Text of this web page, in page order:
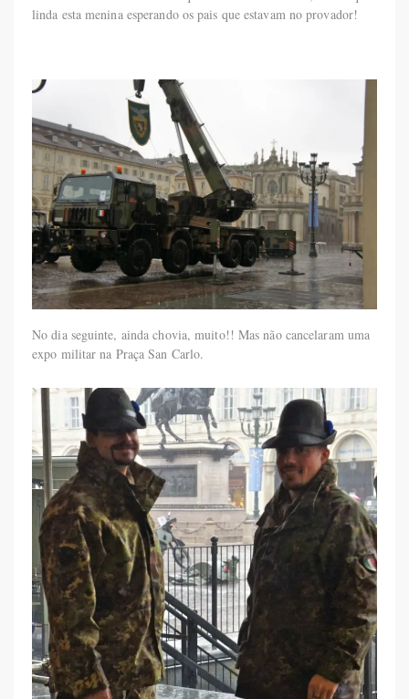
linda esta menina esperando os pais que estavam no provador!
No dia seguinte, ainda chovia, muito!! Mas não cancelaram uma
expo militar na Praça San Carlo.